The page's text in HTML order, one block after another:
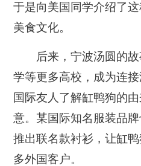
于是向美国同学介绍了
美食文化。
后来，宁波汤圆的故
学等更多高校，成为连
国际友人了解缸鸭狗的
意。某国际知名服装品
推出联名款衬衫，让缸
多外国客户。